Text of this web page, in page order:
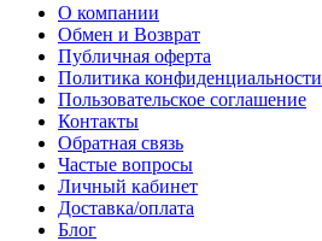
О компании
Обмен и Возврат
Публичная оферта
Политика конфиденциальности
Пользовательское соглашение
Контакты
Обратная связь
Частые вопросы
Личный кабинет
Доставка/оплата
Блог